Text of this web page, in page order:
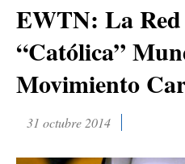
EWTN: La
“Católica”
Movimiento
31 octubre 2014